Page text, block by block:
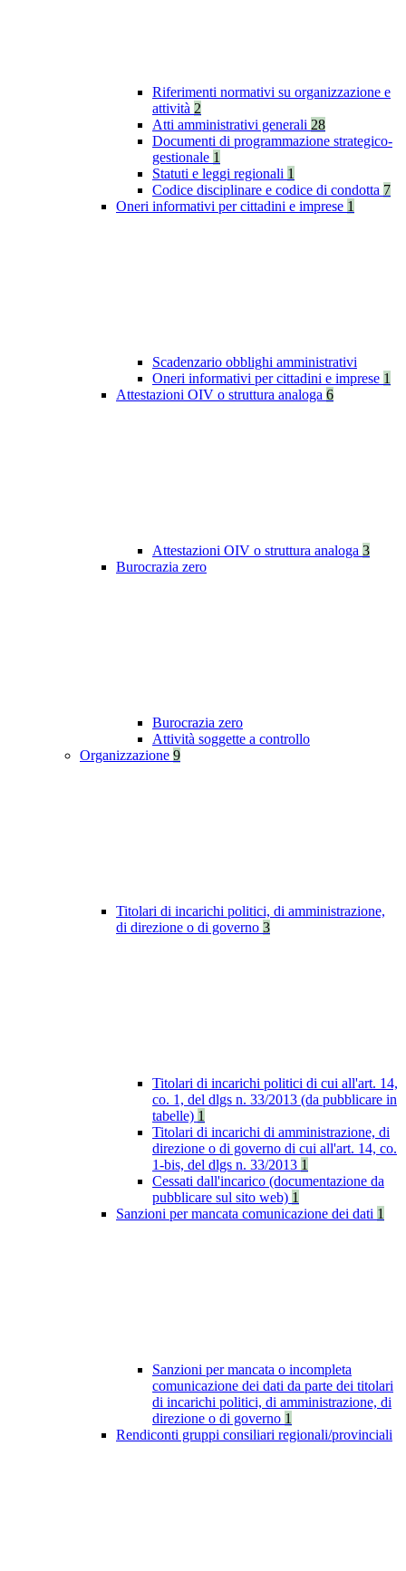
Riferimenti normativi su organizzazione e
attività 2
Atti amministrativi generali 28
Documenti di programmazione strategico-
gestionale 1
Statuti e leggi regionali 1
Codice disciplinare e codice di condotta 7
Oneri informativi per cittadini e imprese 1
Scadenzario obblighi amministrativi
Oneri informativi per cittadini e imprese 1
Attestazioni OIV o struttura analoga 6
Attestazioni OIV o struttura analoga 3
Burocrazia zero
Burocrazia zero
Attività soggette a controllo
Organizzazione 9
Titolari di incarichi politici, di amministrazione,
di direzione o di governo 3
Titolari di incarichi politici di cui all'art. 14,
co. 1, del dlgs n. 33/2013 (da pubblicare in
tabelle) 1
Titolari di incarichi di amministrazione, di
direzione o di governo di cui all'art. 14, co.
1-bis, del dlgs n. 33/2013 1
Cessati dall'incarico (documentazione da
pubblicare sul sito web) 1
Sanzioni per mancata comunicazione dei dati 1
Sanzioni per mancata o incompleta
comunicazione dei dati da parte dei titolari
di incarichi politici, di amministrazione, di
direzione o di governo 1
Rendiconti gruppi consiliari regionali/provinciali